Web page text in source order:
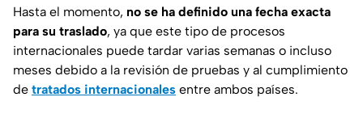
Hasta el momento, no se ha definido una fecha exacta
para su traslado, ya que este tipo de procesos
internacionales puede tardar varias semanas o incluso
meses debido a la revisión de pruebas y al cumplimiento
de tratados internacionales entre ambos países.